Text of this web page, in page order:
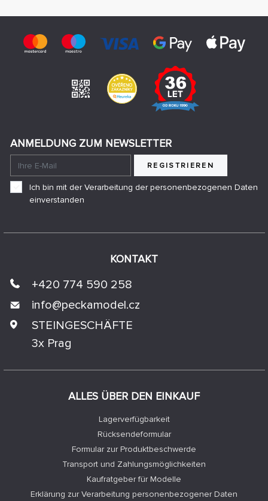
ALLES ÜBER DEN EINKAUF
Lagerverfügbarkeit
Rücksendeformular
Formular zur Produktbeschwerde
Transport und Zahlungsmöglichkeiten
Kaufratgeber für Modelle
Erklärung zur Verarbeitung personenbezogener Daten
KONTAKT
+420 774 590 258
info@peckamodel.cz
STEINGESCHÄFTE
3x Prag
ANMELDUNG ZUM NEWSLETTER
REGISTRIEREN
Ich bin mit der Verarbeitung der personenbezogenen Daten
einverstanden